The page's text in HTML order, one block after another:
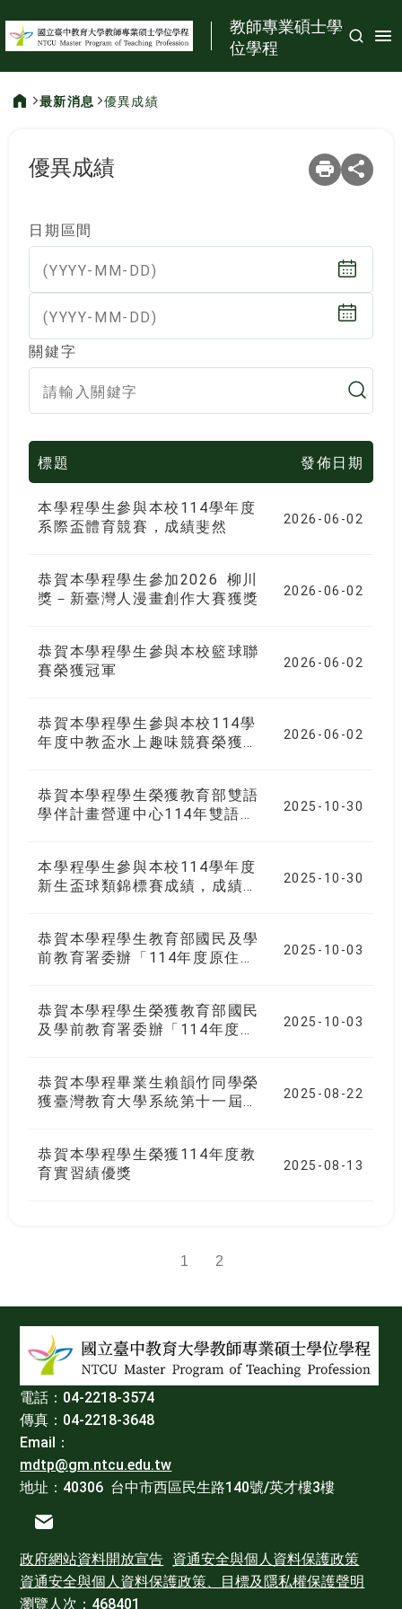
教師專業碩士學
位學程
最新消息 優異成績
優異成績
日期區間
(YYYY-MM-DD)
(YYYY-MM-DD)
關鍵字
標題 發佈日期
本學程學生參與本校114學年度
系際盃體育競賽，成績斐然
2026-06-02
恭賀本學程學生參加2026 柳川
獎－新臺灣人漫畫創作大賽獲獎
2026-06-02
恭賀本學程學生參與本校籃球聯
賽榮獲冠軍
2026-06-02
恭賀本學程學生參與本校114學
年度中教盃水上趣味競賽榮獲亞
2026-06-02
恭賀本學程學生榮獲教育部雙語
學伴計畫營運中心114年雙語數
2025-10-30
本學程學生參與本校114學年度
新生盃球類錦標賽成績，成績斐
2025-10-30
恭賀本學程學生教育部國民及學
前教育署委辦「114年度原住民
2025-10-03
恭賀本學程學生榮獲教育部國民
及學前教育署委辦「114年度原
2025-10-03
恭賀本學程畢業生賴韻竹同學榮
獲臺灣教育大學系統第十一屆優
2025-08-22
恭賀本學程學生榮獲114年度教
育實習績優獎
2025-08-13
1 2
電話：04-2218-3574
傳真：04-2218-3648
Email：
mdtp@gm.ntcu.edu.tw
地址：40306 台中市西區民生路140號/英才樓3樓
電子信箱
政府網站資料開放宣告
資通安全與個人資料保護政策
資通安全與個人資料保護政策、目標及隱私權保護聲明
瀏覽人次：468401